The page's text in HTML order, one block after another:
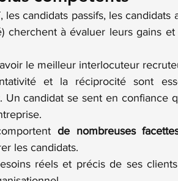
les candidats passifs, les candidats
cherchent à évaluer leurs gains et
le meilleur interlocuteur
et la réciprocité sont
Un candidat se sent en confiance
de nombreuses
les candidats.
réels et précis de ses